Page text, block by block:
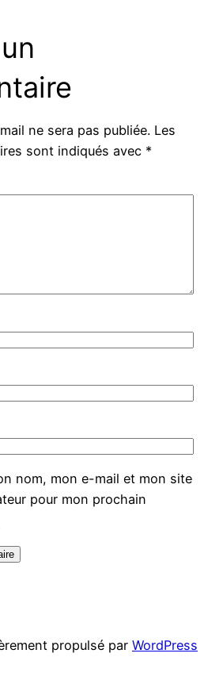
ne sera pas publiée. Les
sont indiqués avec *
nom, mon e-mail et mon site
pour mon prochain
propulsé par WordPress